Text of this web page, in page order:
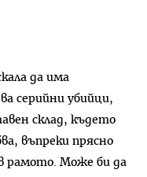
да има
серийни убийци,
склад, където
въпреки прясно
рамото. Може би да